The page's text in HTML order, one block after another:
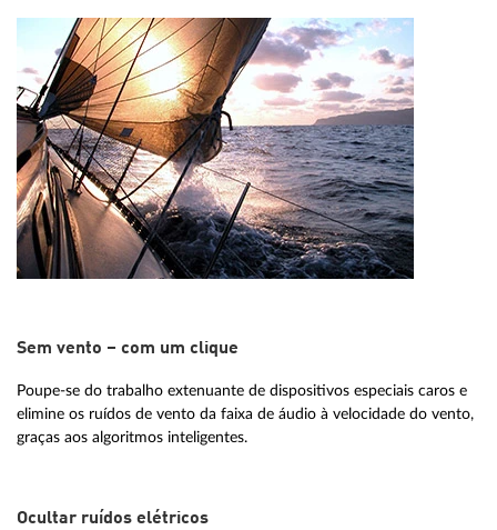
Sem vento – com um clique
Poupe-se do trabalho extenuante de dispositivos especiais caros e
elimine os ruídos de vento da faixa de áudio à velocidade do vento,
graças aos algoritmos inteligentes.
Ocultar ruídos elétricos